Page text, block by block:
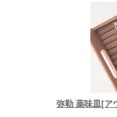
弥勒 薬味皿[ア